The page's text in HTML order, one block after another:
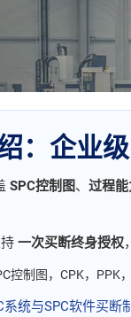
：企业
SPC控制图、 过程能
一次买断终身授权
控制图，CPK，
统与SPC软件买断